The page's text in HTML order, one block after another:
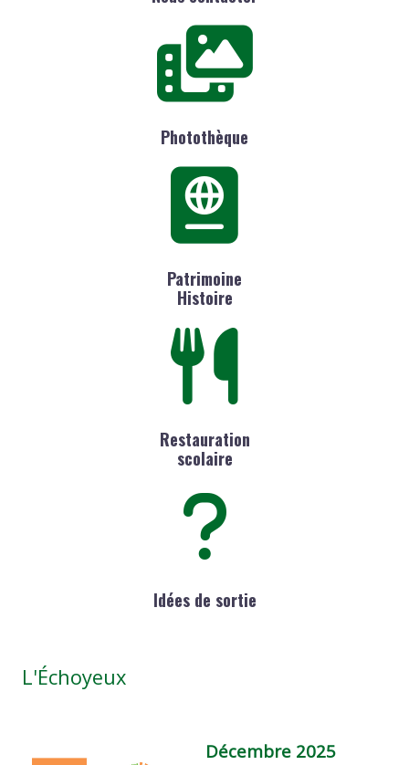
Photothèque
Patrimoine
Histoire
Restauration
scolaire
Idées de sortie
L'Échoyeux
Décembre 2025